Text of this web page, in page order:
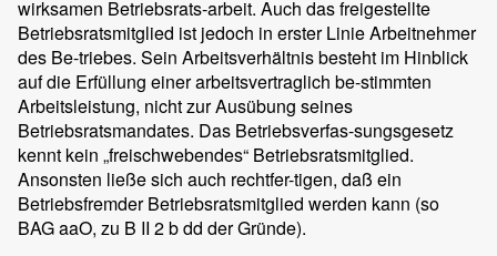
wirksamen Betriebsrats-arbeit. Auch das freigestellte
Betriebsratsmitglied ist jedoch in erster Linie Arbeitnehmer
des Be-triebes. Sein Arbeitsverhältnis besteht im Hinblick
auf die Erfüllung einer arbeitsvertraglich be-stimmten
Arbeitsleistung, nicht zur Ausübung seines
Betriebsratsmandates. Das Betriebsverfas-sungsgesetz
kennt kein „freischwebendes“ Betriebsratsmitglied.
Ansonsten ließe sich auch rechtfer-tigen, daß ein
Betriebsfremder Betriebsratsmitglied werden kann (so
BAG aaO, zu B II 2 b dd der Gründe).